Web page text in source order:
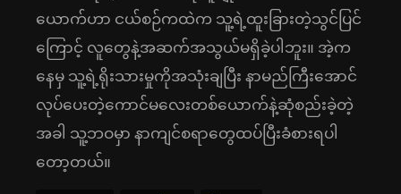
ယောက်ဟာ ငယ်စဉ်ကထဲက သူ့ရဲ့ထူးခြားတဲ့သွင်ပြင်
ကြောင့် လူတွေနဲ့အဆက်အသွယ်မရှိခဲ့ပါဘူး။ အဲ့က
နေမှ သူ့ရဲ့ရိုးသားမှုကိုအသုံးချပြီး နာမည်ကြီးအောင်
လုပ်ပေးတဲ့ကောင်မလေးတစ်ယောက်နဲ့ဆုံစည်းခဲ့တဲ့
အခါ သူ့ဘဝမှာ နာကျင်စရာတွေထပ်ပြီးခံစားရပါ
တော့တယ်။